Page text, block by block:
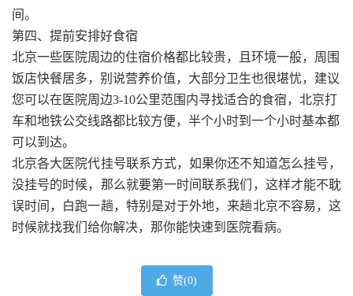
间。
第四、提前安排好食宿
北京一些医院周边的住宿价格都比较贵，且环境一般，周围
饭店快餐居多，别说营养价值，大部分卫生也很堪忧，建议
您可以在医院周边3-10公里范围内寻找适合的食宿，北京打
车和地铁公交线路都比较方便，半个小时到一个小时基本都
可以到达。
北京各大医院代挂号联系方式，如果你还不知道怎么挂号，
没挂号的时候，那么就要第一时间联系我们，这样才能不耽
误时间，白跑一趟，特别是对于外地，来趟北京不容易，这
时候就找我们给你解决，那你能快速到医院看病。
赞(0)